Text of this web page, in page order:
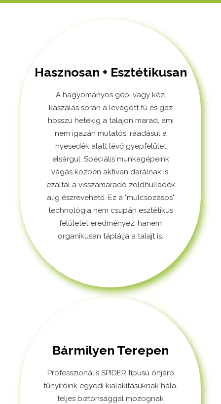
Hasznosan + Esztétikusan
A hagyományos gépi vagy kézi
kaszálás során a levágott fű és gaz
hosszú hetekig a talajon marad, ami
nem igazán mutatós, ráadásul a
nyesedék alatt lévő gyepfelület
elsárgul. Speciális munkagépeink
vágás közben aktívan darálnak is,
ezáltal a visszamaradó zöldhulladék
alig észrevehető. Ez a "mulcsozásos"
technológia nem csupán esztétikus
felületet eredményez, hanem
organikusan táplálja a talajt is.
Bármilyen Terepen
Professzionális SPIDER típusú önjáró
fűnyíróink egyedi kialakításuknak hála,
teljes biztonsággal mozognak